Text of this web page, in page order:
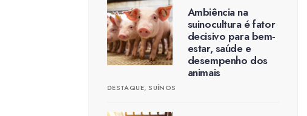
Ambiência na
suinocultura é fator
decisivo para bem-
estar, saúde e
desempenho dos
animais
DESTAQUE,SUÍNOS